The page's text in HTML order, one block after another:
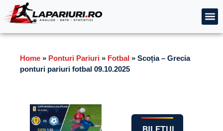
Home » Ponturi Pariuri » Fotbal » Scoția – Grecia
ponturi pariuri fotbal 09.10.2025